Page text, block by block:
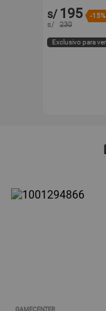
s/ 195 -15%
s/ 230
Exclusivo para
GAMECENTER